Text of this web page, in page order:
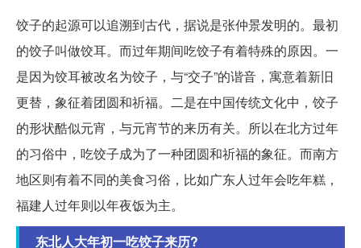
饺子的起源可以追溯到古代，据说是张仲景发明的。最初
的饺子叫做饺耳。而过年期间吃饺子有着特殊的原因。一
是因为饺耳被改名为饺子，与“交子”的谐音，寓意着新旧
更替，象征着团圆和祈福。二是在中国传统文化中，饺子
的形状酷似元宵，与元宵节的来历有关。所以在北方过年
的习俗中，吃饺子成为了一种团圆和祈福的象征。而南方
地区则有着不同的美食习俗，比如广东人过年会吃年糕，
福建人过年则以年夜饭为主。
东北人大年初一吃饺子来历?